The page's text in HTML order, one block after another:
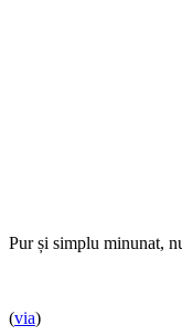
Pur și simplu minunat,
(via)